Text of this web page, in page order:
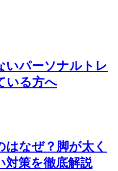
いパーソナルトレ
いる方へ
なぜ？脚が太く
対策を徹底解説